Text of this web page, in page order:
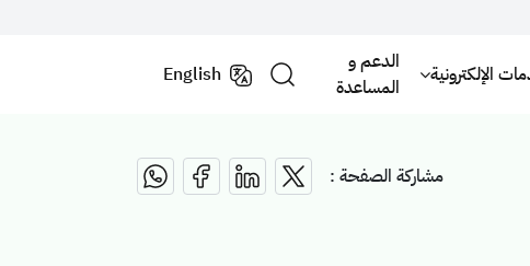
الإلكترونية
الدعم و
المساعدة
English
مشاركة الصفحة :